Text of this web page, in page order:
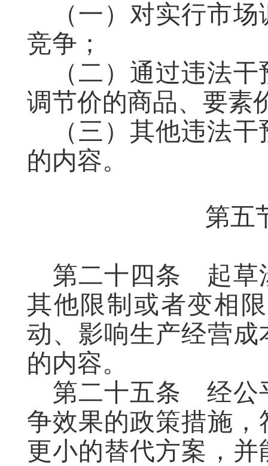
（一）对实行市
竞争；
（二） 通过违法干
调节价的商品、要素
（ 三 ）其他违法
的内容。
第
第二十四条
起草
其他限制或者变相
动、影响生产经营
的内容。
第二十五条
经公
争效果的政策措施
更小的替代方案，